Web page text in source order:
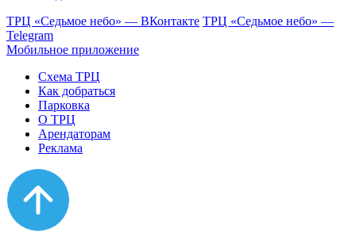
ТРЦ «Седьмое небо» — ВКонтакте ТРЦ «Седьмое небо» —
Telegram
Мобильное приложение
Схема ТРЦ
Как добраться
Парковка
О ТРЦ
Арендаторам
Реклама